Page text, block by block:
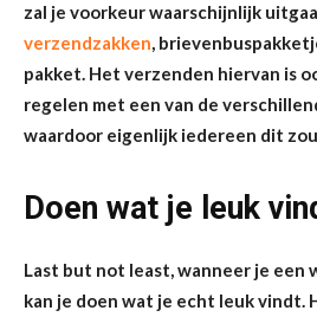
zal je voorkeur waarschijnlijk
verzendzakken,
pakket. Het verzenden hiervan is
regelen met een van de
waardoor eigenlijk iedereen dit
Doen wat je leuk
Last but not least, wanneer je een
kan je doen wat je echt leuk vindt.